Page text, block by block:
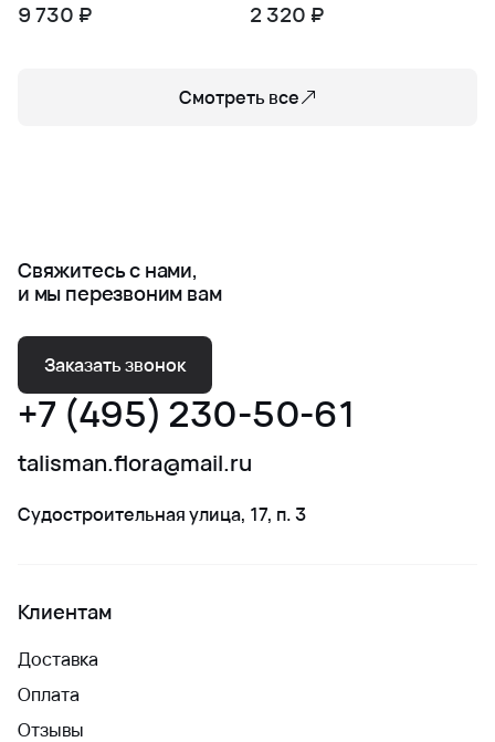
9 730 ₽ 2 320 ₽
Смотреть все
Свяжитесь с нами,
и мы перезвоним вам
Заказать звонок
+7 (495) 230-50-61
talisman.flora@mail.ru
Судостроительная улица, 17, п. 3
Клиентам
Доставка
Оплата
Отзывы